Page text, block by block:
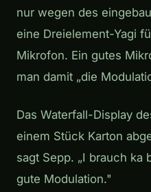
nur wegen des
eine Dreielement-Yagi
Mikrofon. Ein gutes
man damit „die
Das Waterfall-Display
einem Stück Karton
sagt Sepp. „I brauch ka
gute Modulation."